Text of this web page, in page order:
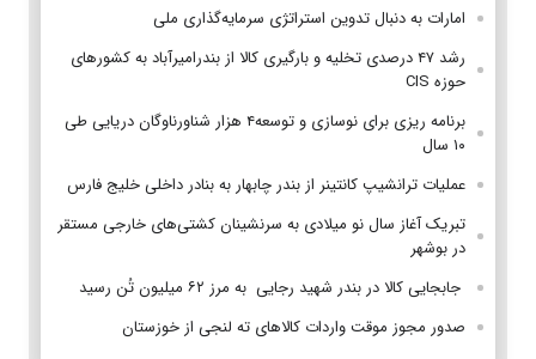
امارات به دنبال تدوین استراتژی سرمایه‌گذاری ملی
رشد ۴۷ درصدی تخلیه و بارگیری کالا از بندرامیرآباد به کشورهای
حوزه CIS
برنامه ریزی برای نوسازی و توسعه۴ هزار شناورناوگان دریایی طی
۱۰ سال
عملیات ترانشیپ کانتینر از بندر چابهار به بنادر داخلی خلیج فارس
تبریک آغاز سال نو میلادی به سرنشینان کشتی‌های خارجی مستقر
در بوشهر
جابجایی کالا در بندر شهید رجایی به مرز ۶۲ میلیون تُن رسید
صدور مجوز موقت واردات کالا‌های ته لنجی از خوزستان